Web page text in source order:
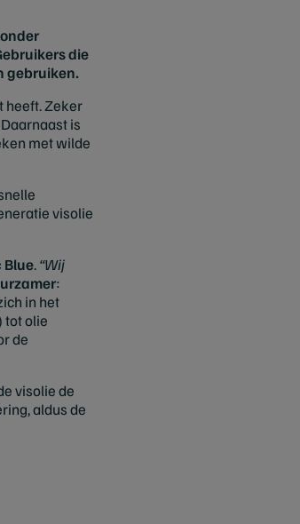
die
gebruiken.
heeft. Zeker
is
met wilde
visolie
Blue.“Wij
:
in het
tot olie
de
visolie de
aldus de